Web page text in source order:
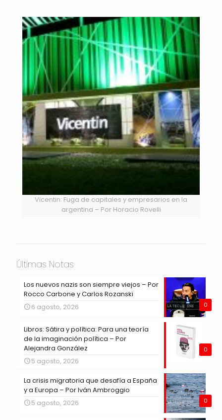
Vicentin: Fuga de capitales y empresarios en la
argentina – Por Horacio Rovelli
Últimas Notas
0
Los nuevos nazis son siempre viejos – Por
Rocco Carbone y Carlos Rozanski
6 agosto, 2026
0
Libros: Sátira y política: Para una teoría
de la imaginación política – Por
Alejandra González
5 agosto, 2026
0
La crisis migratoria que desafía a España
y a Europa – Por Iván Ambroggio
5 agosto, 2026